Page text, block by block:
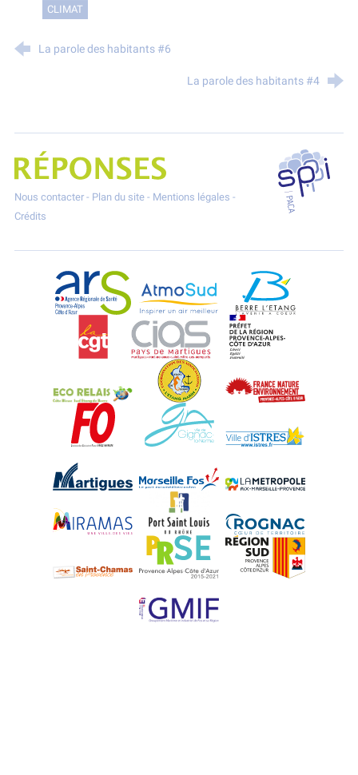
CLIMAT
La parole des habitants #6
La parole des habitants #4
Projet Réponses - Réduire les POllutioNs en Santé Environnement
Nous contacter- Plan du site- Mentions légales -
Crédits
SPPPI
ARS Paca AtmoSud Berre l'Etang
CIAS
Eco-Relais Côte BleueEtang marin
Force Ouvrière Gignac-la-Nerthe
Port-Saint-Louis
Saint-Chamas PRSE Région Sud